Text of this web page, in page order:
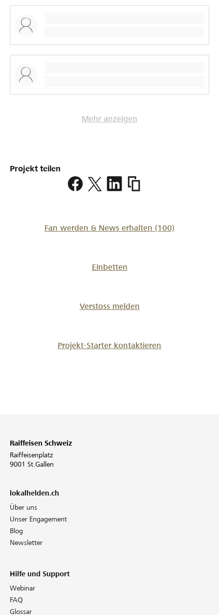
Mehr anzeigen
Projekt teilen
https://
staldenried
Fan werden & News erhalten (100)
Einbetten
Verstoss melden
Projekt-Starter kontaktieren
Raiffeisen Schweiz
Raiffeisenplatz
9001 St.Gallen
lokalhelden.ch
Über uns
Unser Engagement
Blog
Newsletter
Hilfe und Support
Webinar
FAQ
Glossar